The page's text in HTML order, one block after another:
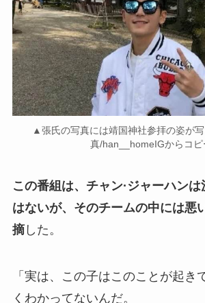
▲張氏の写真には靖国神社参拝の姿が
真/han__homeIGからコピ
この番組は、チャン·ジャーハン
はないが、そのチームの中には悪
摘した。
「実は、この子はこのことが起き
くわかってないんだ。